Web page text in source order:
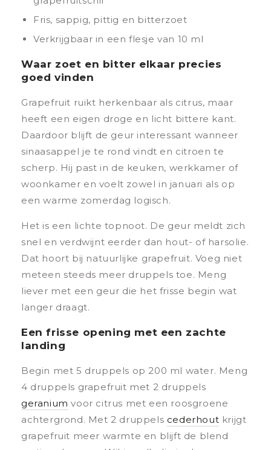
Fris, sappig, pittig en bitterzoet
Verkrijgbaar in een flesje van 10 ml
Waar zoet en bitter elkaar precies
goed vinden
Grapefruit ruikt herkenbaar als citrus, maar
heeft een eigen droge en licht bittere kant.
Daardoor blijft de geur interessant wanneer
sinaasappel je te rond vindt en citroen te
scherp. Hij past in de keuken, werkkamer of
woonkamer en voelt zowel in januari als op
een warme zomerdag logisch.
Het is een lichte topnoot. De geur meldt zich
snel en verdwijnt eerder dan hout- of harsolie.
Dat hoort bij natuurlijke grapefruit. Voeg niet
meteen steeds meer druppels toe. Meng
liever met een geur die het frisse begin wat
langer draagt.
Een frisse opening met een zachte
landing
Begin met 5 druppels op 200 ml water. Meng
4 druppels grapefruit met 2 druppels
geranium voor citrus met een roosgroene
achtergrond. Met 2 druppels cederhout krijgt
grapefruit meer warmte en blijft de blend